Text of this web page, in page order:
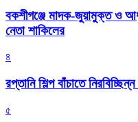
বকশীগঞ্জে মাদক-জুয়ামুক্ত ও
নেতা শাকিলের
৪
রপ্তানি শিল্প বাঁচাতে
৫